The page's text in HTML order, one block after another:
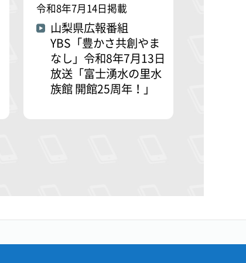
令和8年7月14日掲載
山梨県広報番組
YBS「豊かさ共創やま
なし」令和8年7月13日
放送「富士湧水の里水
族館 開館25周年！」